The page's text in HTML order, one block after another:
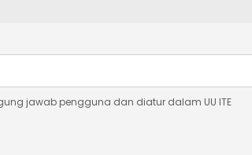
jawab pengguna dan diatur dalam UU ITE